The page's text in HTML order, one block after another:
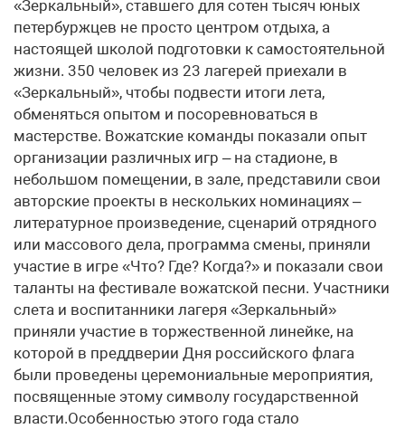
«Зеркальный», ставшего для сотен тысяч юных
петербуржцев не просто центром отдыха, а
настоящей школой подготовки к самостоятельной
жизни. 350 человек из 23 лагерей приехали в
«Зеркальный», чтобы подвести итоги лета,
обменяться опытом и посоревноваться в
мастерстве. Вожатские команды показали опыт
организации различных игр – на стадионе, в
небольшом помещении, в зале, представили свои
авторские проекты в нескольких номинациях –
литературное произведение, сценарий отрядного
или массового дела, программа смены, приняли
участие в игре «Что? Где? Когда?» и показали свои
таланты на фестивале вожатской песни. Участники
слета и воспитанники лагеря «Зеркальный»
приняли участие в торжественной линейке, на
которой в преддверии Дня российского флага
были проведены церемониальные мероприятия,
посвященные этому символу государственной
власти.Особенностью этого года стало